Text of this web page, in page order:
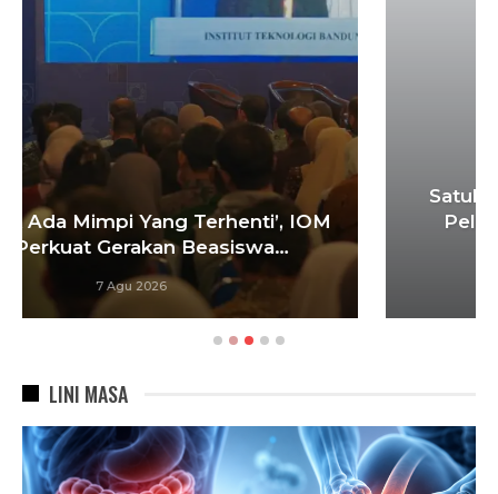
Satukan Siswa Dari Berbagai Sekolah,
Pelatih Paskibraka Bandung Fokus
Bangun…
LINI MASA